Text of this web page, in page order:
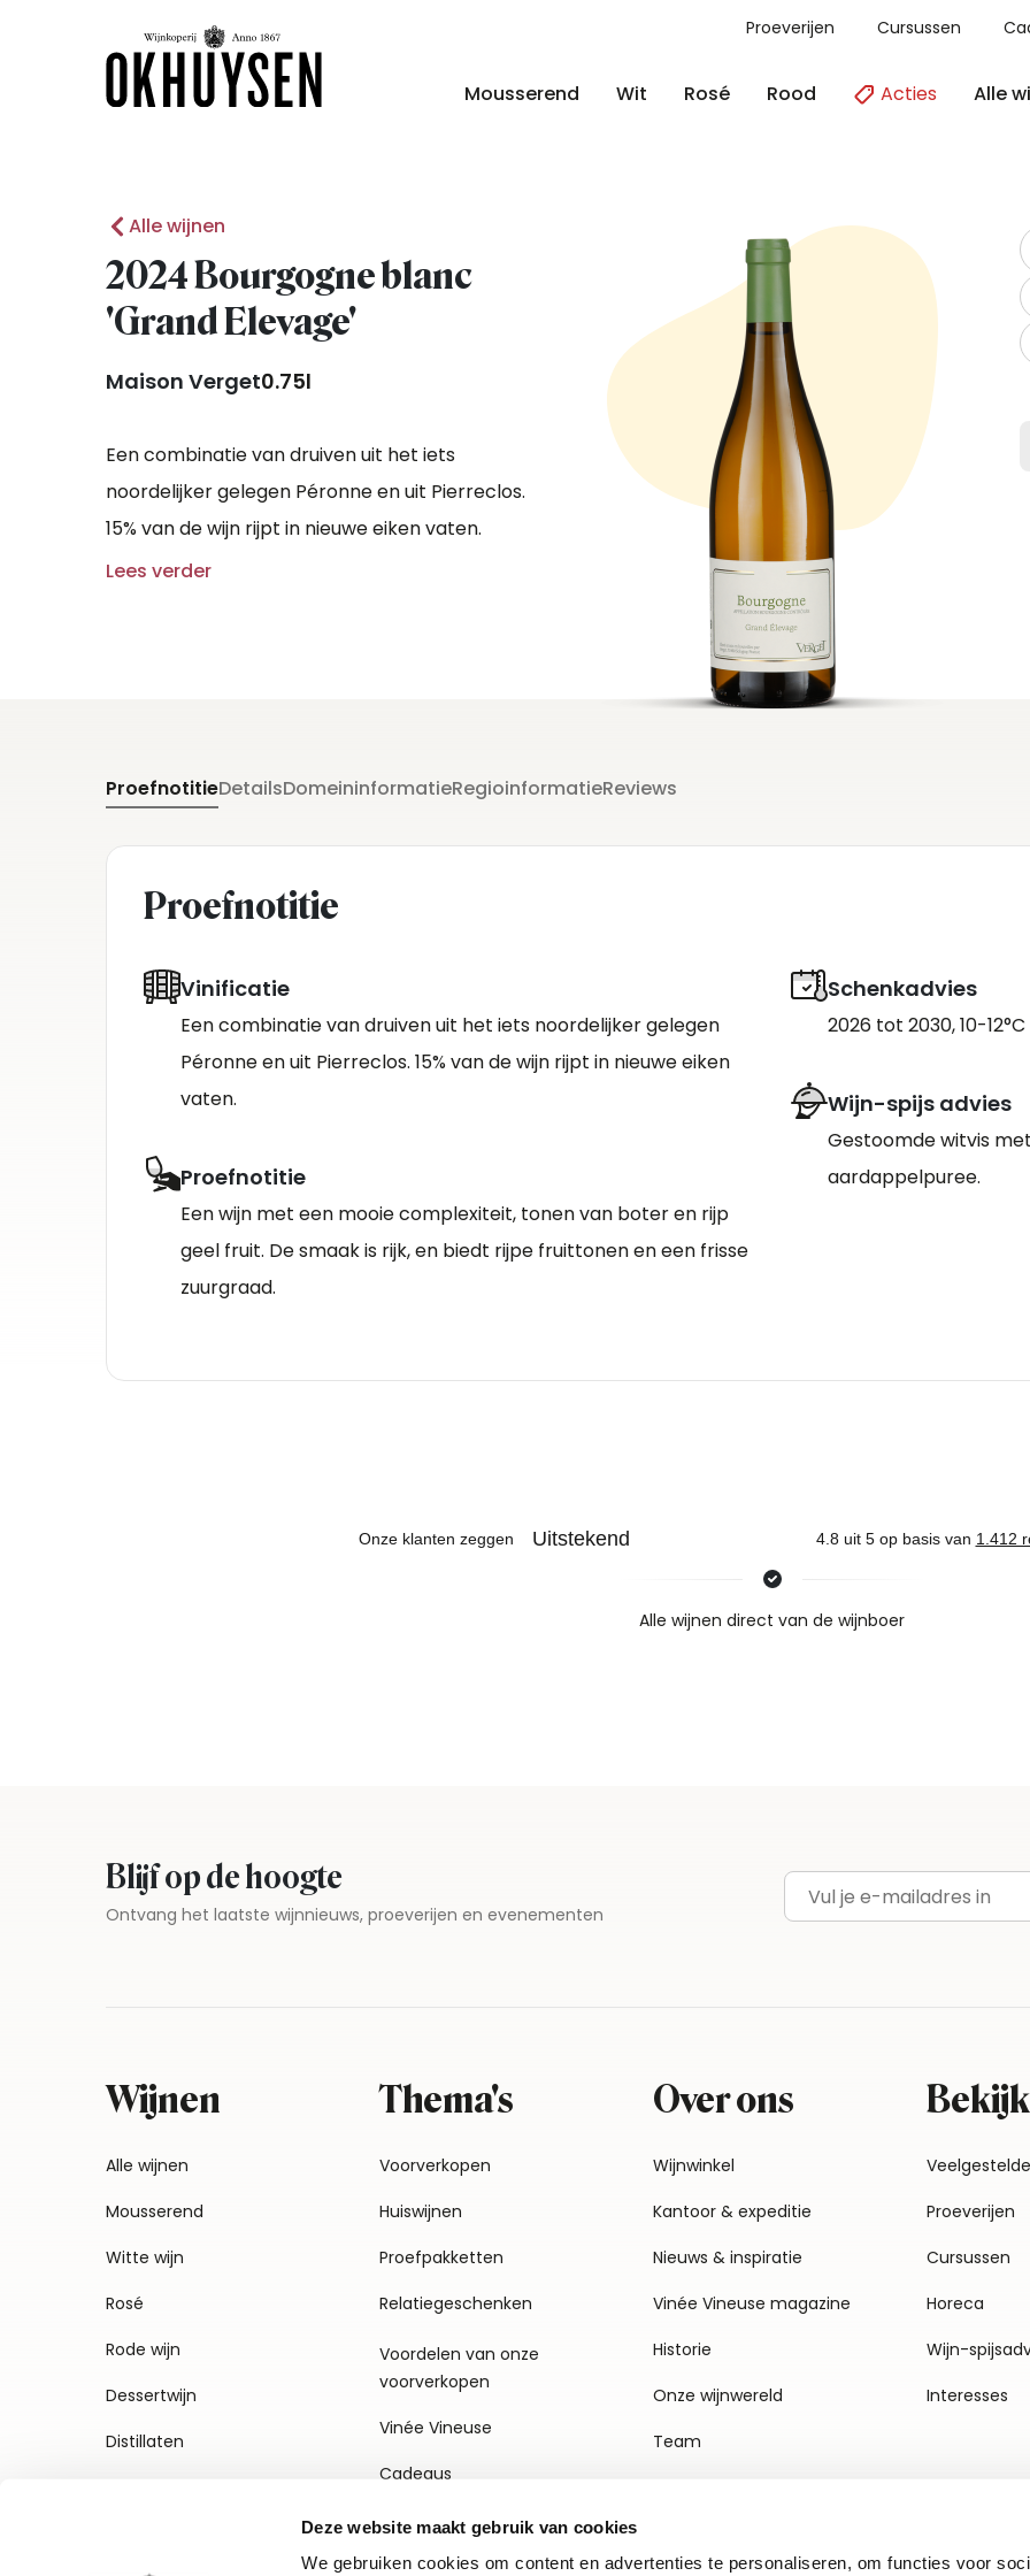
Deze website maakt gebruik van cookies
We gebruiken cookies om content en advertenties te personaliseren, om functies voor
Proeverijen Cursussen
Mousserend Wit Rosé Rood Acties Alle
Alle wijnen
2024 Bourgogne blanc
'Grand Elevage'
Maison Verget0.75l
Een combinatie van druiven uit het iets
noordelijker gelegen Péronne en uit Pierreclos.
15% van de wijn rijpt in nieuwe eiken vaten.
Lees verder
ProefnotitieDetailsDomeininformatieRegioinformatieReviews
Proefnotitie
Vinificatie
Een combinatie van druiven uit het iets noordelijker gelegen
Péronne en uit Pierreclos. 15% van de wijn rijpt in nieuwe eiken
vaten.
Proefnotitie
Een wijn met een mooie complexiteit, tonen van boter en rijp
geel fruit. De smaak is rijk, en biedt rijpe fruittonen en een frisse
zuurgraad.
Schenkadvies
2026 tot 2030, 10-12°C
Wijn-spijs advies
Gestoomde witvis
aardappelpuree.
Nieuws & inspiratie in Vineé Vineuse
Alle wijnen direct van de wijnboer
Blijf op de hoogte
Ontvang het laatste wijnnieuws, proeverijen en evenementen E-mailadres
Wijnen
Alle wijnen
Mousserend
Witte wijn
Rosé
Rode wijn
Dessertwijn
Distillaten
Thema's
Voorverkopen
Huiswijnen
Proefpakketten
Relatiegeschenken
Voordelen van onze
voorverkopen
Vinée Vineuse
Cadeaus
Over ons
Wijnwinkel
Kantoor & expeditie
Nieuws & inspiratie
Vinée Vineuse magazine
Historie
Onze wijnwereld
Team
Proeverijen
Cursussen
Horeca
Wijn-
Interesses